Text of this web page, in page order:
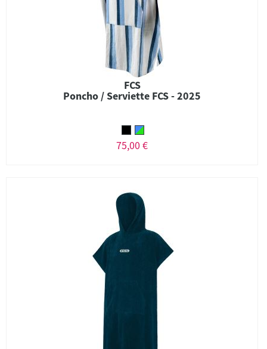
FCS
Poncho / Serviette FCS - 2025
75,00 €